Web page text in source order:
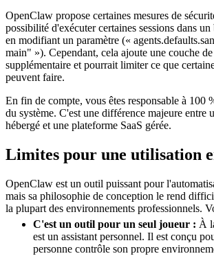
OpenClaw propose certaines mesures de
possibilité d'exécuter certaines sessions dans
en modifiant un paramètre («
main" »). Cependant, cela ajoute une couche
supplémentaire et pourrait limiter ce que
peuvent faire.
En fin de compte, vous êtes responsable à 100
du système. C'est une différence majeure entre
hébergé et une plateforme SaaS gérée.
Limites pour une utilisation
OpenClaw est un outil puissant pour
mais sa philosophie de conception le rend
la plupart des environnements professionnels.
C'est un outil pour un seul joueur : À
est un assistant personnel. Il est conçu
personne contrôle son propre